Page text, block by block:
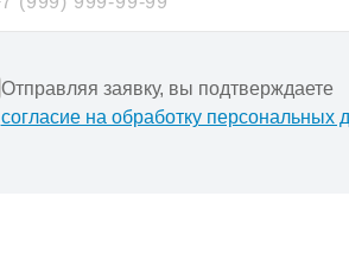
Отправляя заявку, вы подтверждаете
согласие на обработку персональных